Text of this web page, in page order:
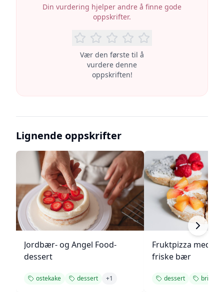
Din vurdering hjelper andre å finne gode
oppskrifter.
Vær den første til å
vurdere denne
oppskriften!
Lignende oppskrifter
Jordbær- og Angel Food-
dessert
ostekake dessert +1
Fruktpizza med
friske bær
dessert